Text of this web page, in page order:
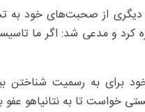
از صحبت‌های خود به
و مدعی شد: اگر ما
برای به رسمیت شناختن
خواست تا به نتانیاهو عفو